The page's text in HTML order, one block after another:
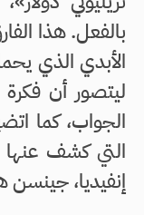
بالفعل. هذا
الأبدي الذي
ليتصور أن فكرة
الجواب، كما
التي كشف عنها
إنفيديا، جينسن